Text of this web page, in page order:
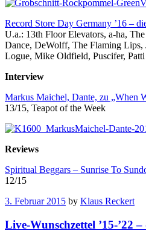
Record Store Day Germany ’16 –
U.a.: 13th Floor Elevators, a-ha,
Dance, DeWolff, The Flaming
Logue, Mike Oldfield, Puscifer,
Interview
Markus Maichel, Dante, zu „When
13/15, Teapot of the Week
Reviews
Spiritual Beggars – Sunrise To
12/15
3. Februar 2015 by Klaus Reckert
Live-Wunschzettel ’15-’22